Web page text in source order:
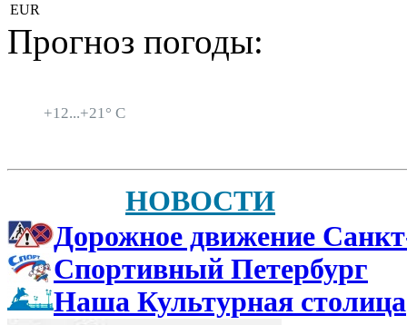
EUR
Прогноз погоды:
+12...+21° C
НОВОСТИ
Дорожное движение
Спортивный Петербург
Наша Культурная столица